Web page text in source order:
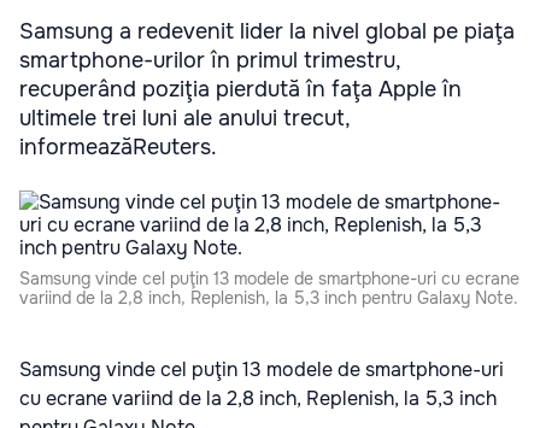
Samsung a redevenit lider la nivel global pe piaţa
smartphone-urilor în primul trimestru,
recuperând poziţia pierdută în faţa Apple în
ultimele trei luni ale anului trecut,
informeazăReuters.
Samsung vinde cel puţin 13 modele de smartphone-uri cu ecrane
variind de la 2,8 inch, Replenish, la 5,3 inch pentru Galaxy Note.
Samsung vinde cel puţin 13 modele de smartphone-uri
cu ecrane variind de la 2,8 inch, Replenish, la 5,3 inch